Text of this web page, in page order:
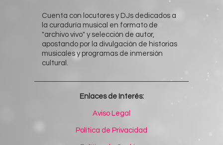
Cuenta con locutores y DJs dedicados a
la curaduría musical en formato de
"archivo vivo" y selección de autor,
apostando por la divulgación de historias
musicales y programas de inmersión
cultural.
Enlaces de Interés:
Aviso Legal
Política de Privacidad